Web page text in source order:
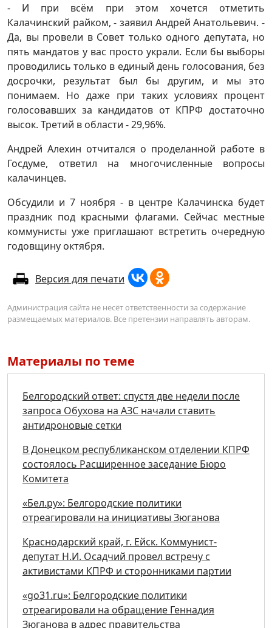
- И при всём при этом хочется отметить
Калачинский райком, - заявил Андрей Анатольевич. -
Да, вы провели в Совет только одного депутата, но
пять мандатов у вас просто украли. Если бы выборы
проводились только в единый день голосования, без
досрочки, результат был бы другим, и мы это
понимаем. Но даже при таких условиях процент
голосовавших за кандидатов от КПРФ достаточно
высок. Третий в области - 29,96%.
Андрей Алехин отчитался о проделанной работе в
Госдуме, ответил на многочисленные вопросы
калачинцев.
Обсудили и 7 ноября - в центре Калачинска будет
праздник под красными флагами. Сейчас местные
коммунисты уже приглашают встретить очередную
годовщину октября.
Версия для печати
Администрация сайта не несёт ответственности за содержание
размещаемых материалов. Все претензии направлять авторам.
Материалы по теме
Белгородский ответ: спустя две недели после
запроса Обухова на АЗС начали ставить
антидроновые сетки
В Донецком республиканском отделении КПРФ
состоялось Расширенное заседание Бюро
Комитета
«Бел.ру»: Белгородские политики
отреагировали на инициативы Зюганова
Краснодарский край, г. Ейск. Коммунист-
депутат Н.И. Осадчий провел встречу с
активистами КПРФ и сторонниками партии
«go31.ru»: Белгородские политики
отреагировали на обращение Геннадия
Зюганова в адрес правительства